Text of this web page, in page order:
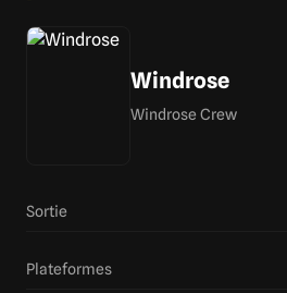
Windrose
Windrose Crew
Sortie
Plateformes